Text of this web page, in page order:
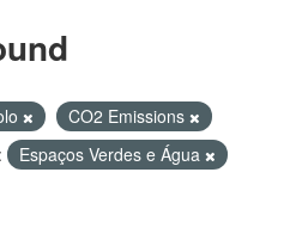
CO2 Emissions
Espaços Verdes e Água